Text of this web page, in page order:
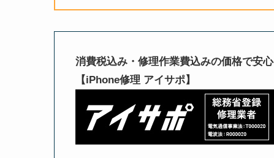
消費税込み・修理作業費込みの価格で安心
【iPhone修理 アイサポ】